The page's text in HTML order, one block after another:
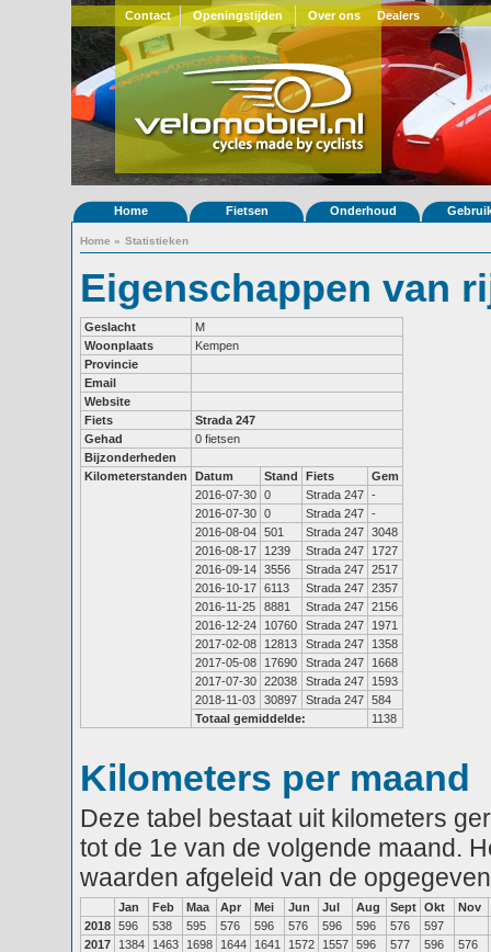
Contact Openingstijden Over ons Dealers
Home Fietsen Onderhoud
Home » Statistieken
Eigenschappen van
Geslacht
M
Woonplaats
Kempen
Provincie
Email
Website
Fiets
Strada 247
Gehad
0 fietsen
Bijzonderheden
Kilometerstanden
Datum Stand Fiets
Gem
2016-07-30 0 Strada 247 -
2016-07-30 0 Strada 247 -
2016-08-04 501 Strada 247 3048
2016-08-17
1239 Strada 247
1727
2016-09-14 3556 Strada 247 2517
2016-10-17 6113 Strada 247 2357
2016-11-25
8881 Strada 247 2156
2016-12-24
10760 Strada 247
1971
2017-02-08
12813 Strada 247
1358
2017-05-08
17690 Strada 247
1668
2017-07-30 22038 Strada 247
1593
2018-11-03
30897 Strada 247 584
Totaal gemiddelde:
1138
Kilometers per maand
Deze tabel bestaat uit kilometers
tot de 1e van de volgende maand.
waarden afgeleid van de
Jan Feb Maa Apr Mei Jun Jul Aug Sept Okt
Nov
2018 596 538 595 576 596 576 596 596 576
597
2017
1384 1463 1698 1644 1641 1572 1557 596 577 596
576